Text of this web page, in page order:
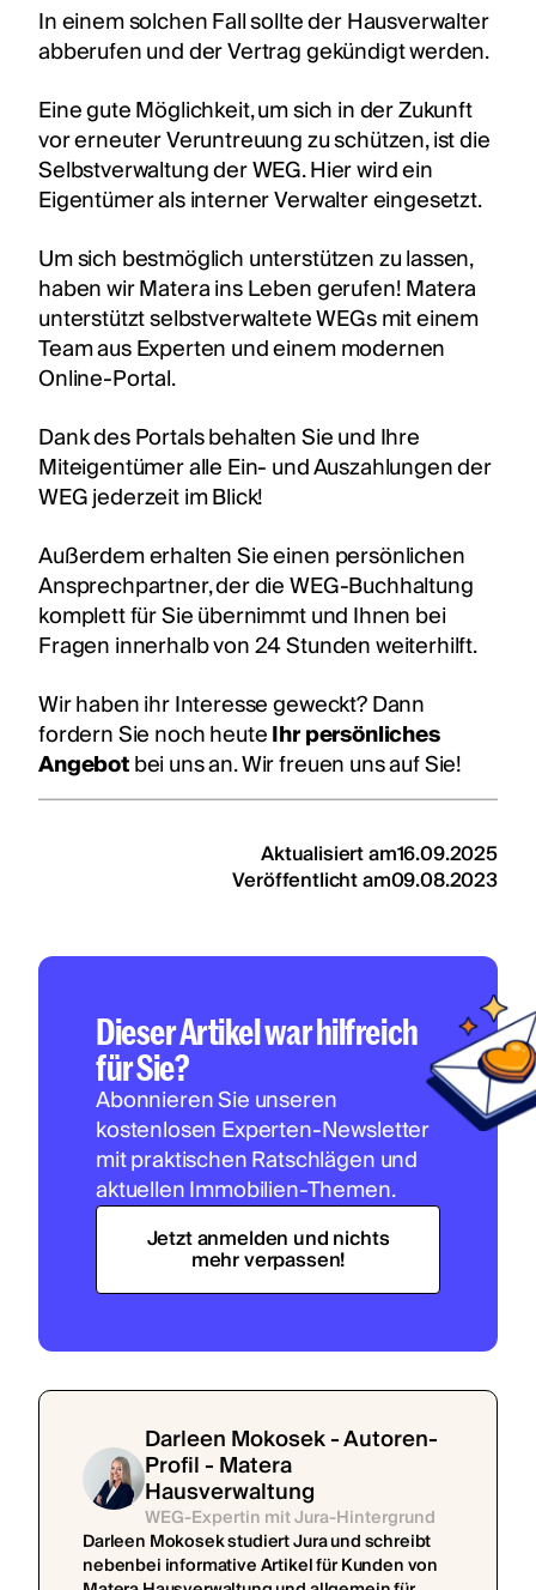
In einem solchen Fall sollte der Hausverwalter
abberufen und der Vertrag gekündigt werden.
Eine gute Möglichkeit, um sich in der Zukunft
vor erneuter Veruntreuung zu schützen, ist die
Selbstverwaltung der WEG. Hier wird ein
Eigentümer als interner Verwalter eingesetzt.
Um sich bestmöglich unterstützen zu lassen,
haben wir Matera ins Leben gerufen! Matera
unterstützt selbstverwaltete WEGs mit einem
Team aus Experten und einem modernen
Online-Portal.
Dank des Portals behalten Sie und Ihre
Miteigentümer alle Ein- und Auszahlungen der
WEG jederzeit im Blick!
Außerdem erhalten Sie einen persönlichen
Ansprechpartner, der die WEG-Buchhaltung
komplett für Sie übernimmt und Ihnen bei
Fragen innerhalb von 24 Stunden weiterhilft.
Wir haben ihr Interesse geweckt? Dann
fordern Sie noch heuteIhr persönliches
Angebotbei uns an. Wir freuen uns auf Sie!
Aktualisiert am16.09.2025
Veröffentlicht am09.08.2023
Dieser Artikel war hilfreich
für Sie?
Abonnieren Sie unseren
kostenlosen Experten-Newsletter
mit praktischen Ratschlägen und
aktuellen Immobilien-Themen.
Jetzt anmelden und nichts
mehr verpassen!
Darleen Mokosek - Autoren-
Profil - Matera
Hausverwaltung
WEG-Expertin mit Jura-Hintergrund
Darleen Mokosek studiert Jura und schreibt
nebenbei informative Artikel für Kunden von